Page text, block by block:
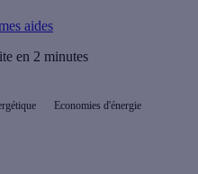
aides
en 2 minutes
Economies d'énergie